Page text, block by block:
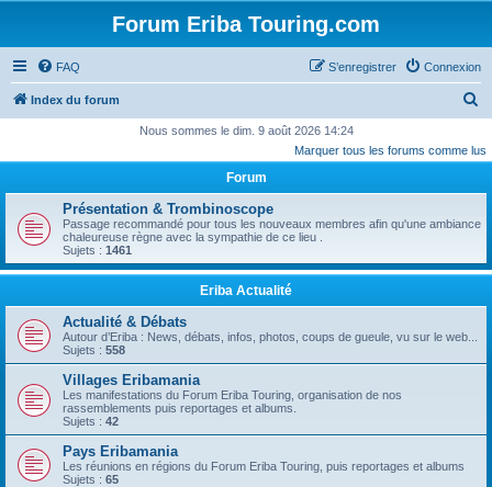
Forum Eriba Touring.com
FAQ Connexion
S’enregistrer
Index du forum
c
r
e
Nous sommes le dim. 9 août 2026 14:24
Marquer tous les forums comme lus
Forum
Présentation & Trombinoscope
Passage recommandé pour tous les nouveaux membres afin qu'une ambiance
chaleureuse règne avec la sympathie de ce lieu .
Sujets : 1461
Eriba Actualité
Actualité & Débats
Autour d’Eriba : News, débats, infos, photos, coups de gueule, vu sur le web...
Sujets : 558
Villages Eribamania
Les manifestations du Forum Eriba Touring, organisation de nos
rassemblements puis reportages et albums.
Sujets : 42
Pays Eribamania
Les réunions en régions du Forum Eriba Touring, puis reportages et albums
Sujets : 65